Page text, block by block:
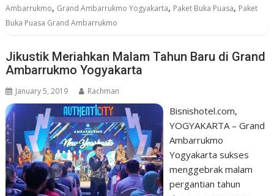
Ambarrukmo, Grand Ambarrukmo Yogyakarta, Paket Buka Puasa, Paket
Buka Puasa Grand Ambarrukmo
Jikustik Meriahkan Malam Tahun Baru di Grand
Ambarrukmo Yogyakarta
January 5, 2019 Rachman
Bisnishotel.com,
YOGYAKARTA – Grand
Ambarrukmo
Yogyakarta sukses
menggebrak malam
pergantian tahun